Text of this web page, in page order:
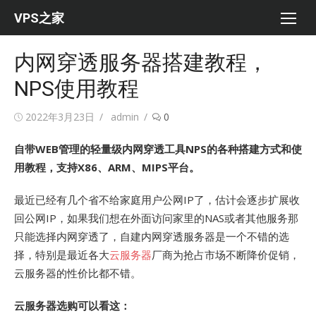
VPS之家
内网穿透服务器搭建教程，
NPS使用教程
Posted
2022年3月23日 Author
admin 0
自带WEB管理的轻量级内网穿透工具NPS的各种搭建方式和使
用教程，支持X86、ARM、MIPS平台。
最近已经有几个省不给家庭用户公网IP了，估计会逐步扩展收
回公网IP，如果我们想在外面访问家里的NAS或者其他服务那
只能选择内网穿透了，自建内网穿透服务器是一个不错的选
择，特别是最近各大云服务器厂商为抢占市场不断降价促销，
云服务器的性价比都不错。
云服务器选购可以看这：